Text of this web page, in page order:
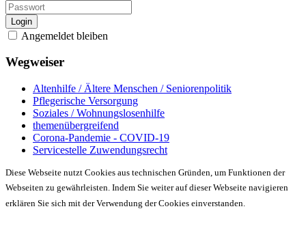
Login
Angemeldet bleiben
Wegweiser
Altenhilfe / Ältere Menschen / Seniorenpolitik
Pflegerische Versorgung
Soziales / Wohnungslosenhilfe
themenübergreifend
Corona-Pandemie - COVID-19
Servicestelle Zuwendungsrecht
Diese Webseite nutzt Cookies aus technischen Gründen, um Funktionen der
Webseiten zu gewährleisten. Indem Sie weiter auf dieser Webseite navigieren
erklären Sie sich mit der Verwendung der Cookies einverstanden.